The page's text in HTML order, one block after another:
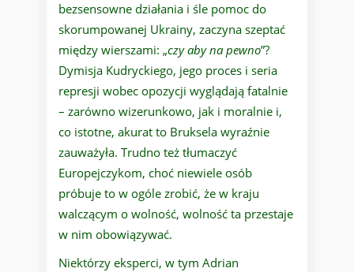
bezsensowne działania i śle pomoc do
skorumpowanej Ukrainy, zaczyna szeptać
między wierszami: „czy aby na pewno”?
Dymisja Kudryckiego, jego proces i seria
represji wobec opozycji wyglądają fatalnie
– zarówno wizerunkowo, jak i moralnie i,
co istotne, akurat to Bruksela wyraźnie
zauważyła. Trudno też tłumaczyć
Europejczykom, choć niewiele osób
próbuje to w ogóle zrobić, że w kraju
walczącym o wolność, wolność ta przestaje
w nim obowiązywać.
Niektórzy eksperci, w tym Adrian